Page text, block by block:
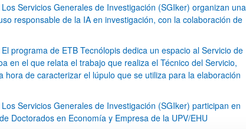
Servicios Generales de Investigación (SGIker) organizan una
responsable de la IA en investigación, con la colaboración de
programa de ETB Tecnólopis dedica un espacio al Servicio de
en el que relata el trabajo que realiza el Técnico del Servicio,
hora de caracterizar el lúpulo que se utiliza para la elaboración
Servicios Generales de Investigación (SGIker) participan en
Doctorados en Economía y Empresa de la UPV/EHU